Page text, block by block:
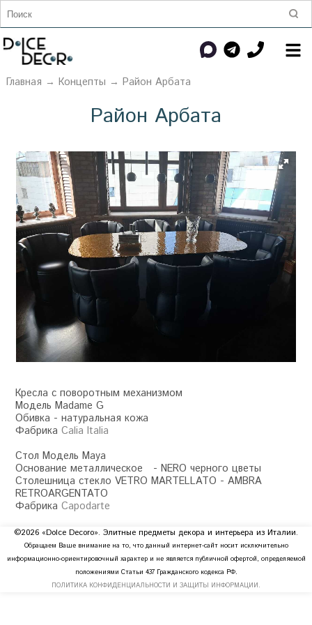
Главная → Концепты → Район Арбата
Район Арбата
Кресла с поворотным механизмом
Модель Madame G
Обивка - натуральная кожа
ФабрикаCalia Italia
Стол Модель Maya
Основание металлическое - NERO черного цветы
Столешница стекло VETRO MARTELLATO - AMBRA
RETROARGENTATO
ФабрикаCapodarte
©2026 «Dolce Decoro». Элитные предметы декора и интерьера из Италии.
Обращаем Ваше внимание на то, что данный интернет-сайт носит исключительно
информационно-ориентировочный характер и не является публичной офертой, определяемой
положениями Статьи 437 Гражданского кодекса РФ.
ПОЛИТИКА КОНФИДЕНЦИАЛЬНОСТИ И ЗАЩИТЫ ИНФОРМАЦИИ.